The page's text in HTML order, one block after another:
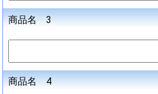
商品名 3
商品名 4